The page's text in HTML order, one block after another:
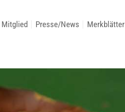
Mitglied Presse/News Merkblätter